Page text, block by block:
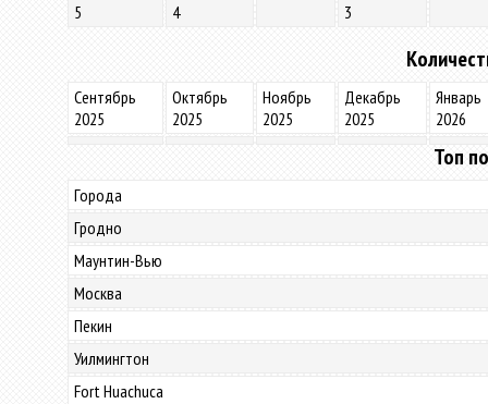
5
4 3
Сентябрь
2025
Октябрь
2025
Ноябрь
2025
Декабрь
2025
Январь
2026
Топ
Города
Гродно
Маунтин-Вью
Москва
Пекин
Уилмингтон
Fort Huachuca